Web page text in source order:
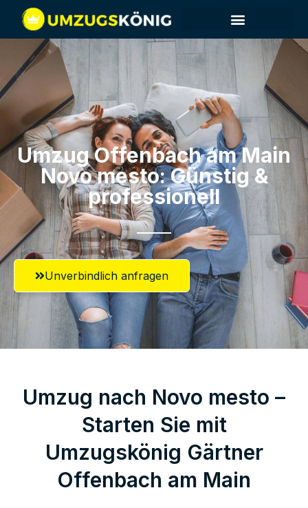
Umzug Offenbach am Main​
Novo mesto: Günstig &
professionell​
Unverbindlich anfragen
Umzug nach Novo mesto –
Starten Sie mit
Umzugskönig Gärtner
Offenbach am Main